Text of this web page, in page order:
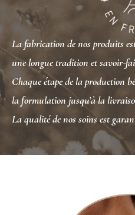
La fabrication de nos produits
une longue tradition et savoir-
Chaque étape de la production
la formulation jusqu’à la
La qualité de nos soins est